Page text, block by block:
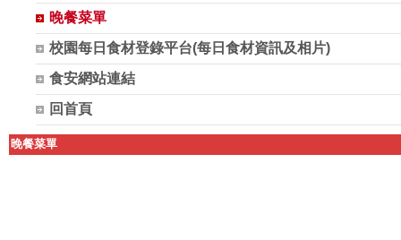
晚餐菜單
校園每日食材登錄平台(每日食材資訊及相片)
食安網站連結
回首頁
晚餐菜單